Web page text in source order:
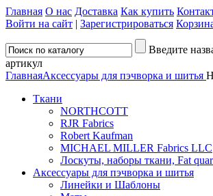
Главная О нас Доставка Как купить
Войти на сайт | Зарегистрироваться
Введите
артикул
ГлавнаяАксессуары для пэчворка и шитья
Ткани
NORTHCOTT
RJR Fabrics
Robert Kaufman
MICHAEL MILLER Fabrics LLC
Лоскуты, наборы ткани, Fat
Аксессуары для пэчворка и шитья
Линейки и Шаблоны